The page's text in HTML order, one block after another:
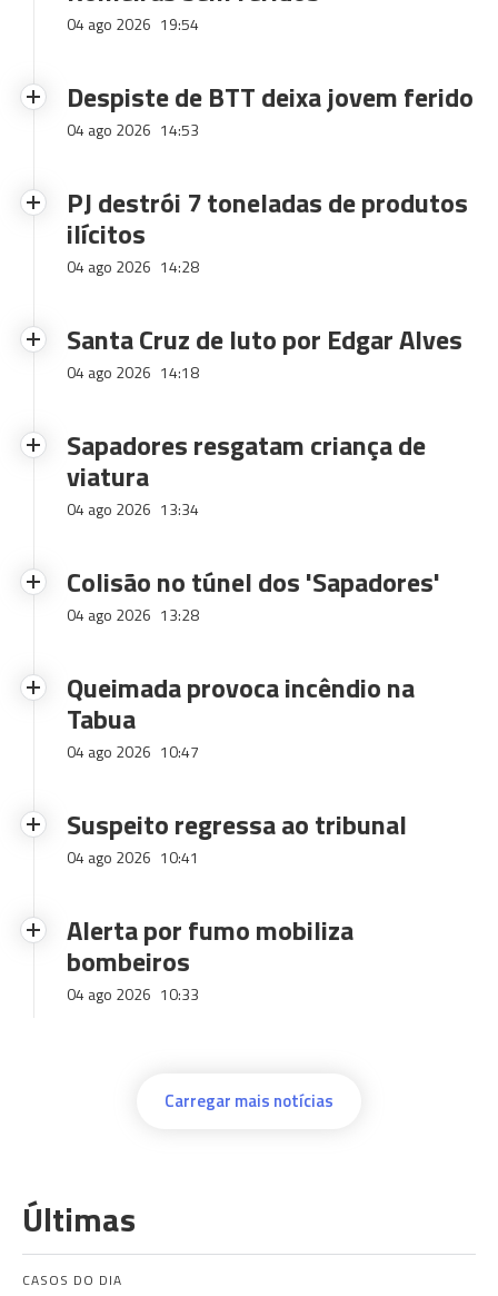
04 ago 2026 19:54
Despiste de BTT deixa jovem ferido
04 ago 2026 14:53
PJ destrói 7 toneladas de produtos
ilícitos
04 ago 2026 14:28
Santa Cruz de luto por Edgar Alves
04 ago 2026 14:18
Sapadores resgatam criança de
viatura
04 ago 2026 13:34
Colisão no túnel dos 'Sapadores'
04 ago 2026 13:28
Queimada provoca incêndio na
Tabua
04 ago 2026 10:47
Suspeito regressa ao tribunal
04 ago 2026 10:41
Alerta por fumo mobiliza
bombeiros
04 ago 2026 10:33
Carregar mais notícias
Últimas
CASOS DO DIA